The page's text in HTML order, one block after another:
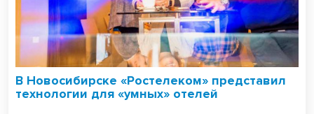
В Новосибирске «Ростелеком» представил
технологии для «умных» отелей